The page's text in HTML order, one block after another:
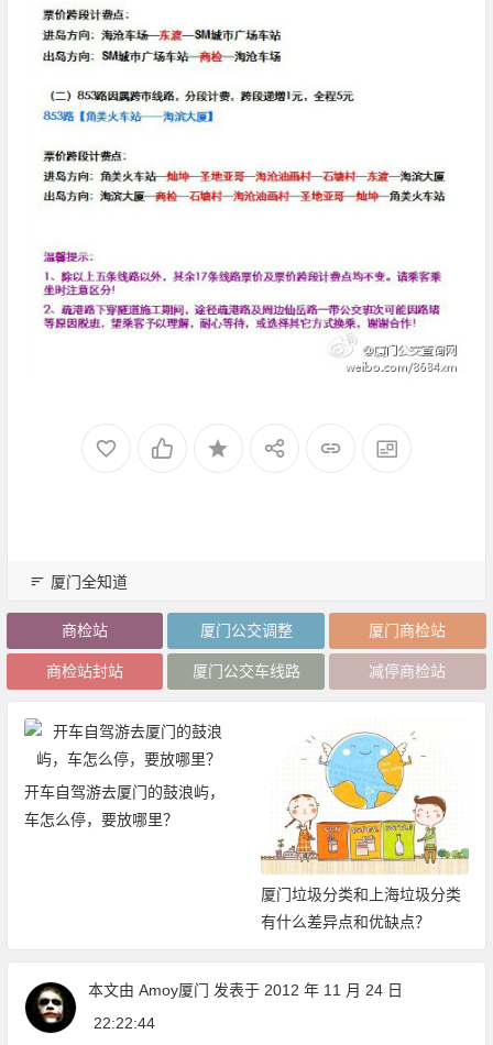
厦门全知道
商检站 厦门公交调整 厦门商检站
商检站封站 厦门公交车线路 减停商检站
开车自驾游去厦门的鼓浪屿，
车怎么停，要放哪里？
厦门垃圾分类和上海垃圾分类
有什么差异点和优缺点？
本文由 Amoy厦门 发表于 2012 年 11 月 24 日
22:22:44